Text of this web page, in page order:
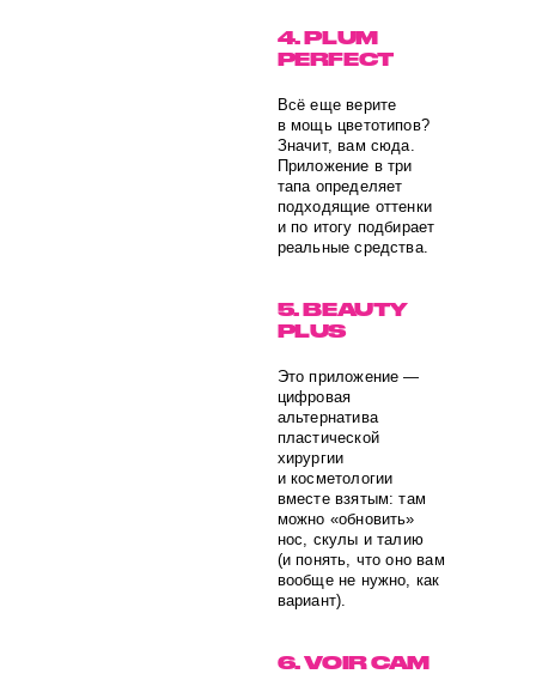
4. PLUM
PERFECT
Всё еще верите
в мощь цветотипов?
Значит, вам сюда.
Приложение в три
тапа определяет
подходящие оттенки
и по итогу подбирает
реальные средства.
5. BEAUTY
PLUS
Это приложение —
цифровая
альтернатива
пластической
хирургии
и косметологии
вместе взятым: там
можно «обновить»
нос, скулы и талию
(и понять, что оно вам
вообще не нужно, как
вариант).
6. VOIR CAM